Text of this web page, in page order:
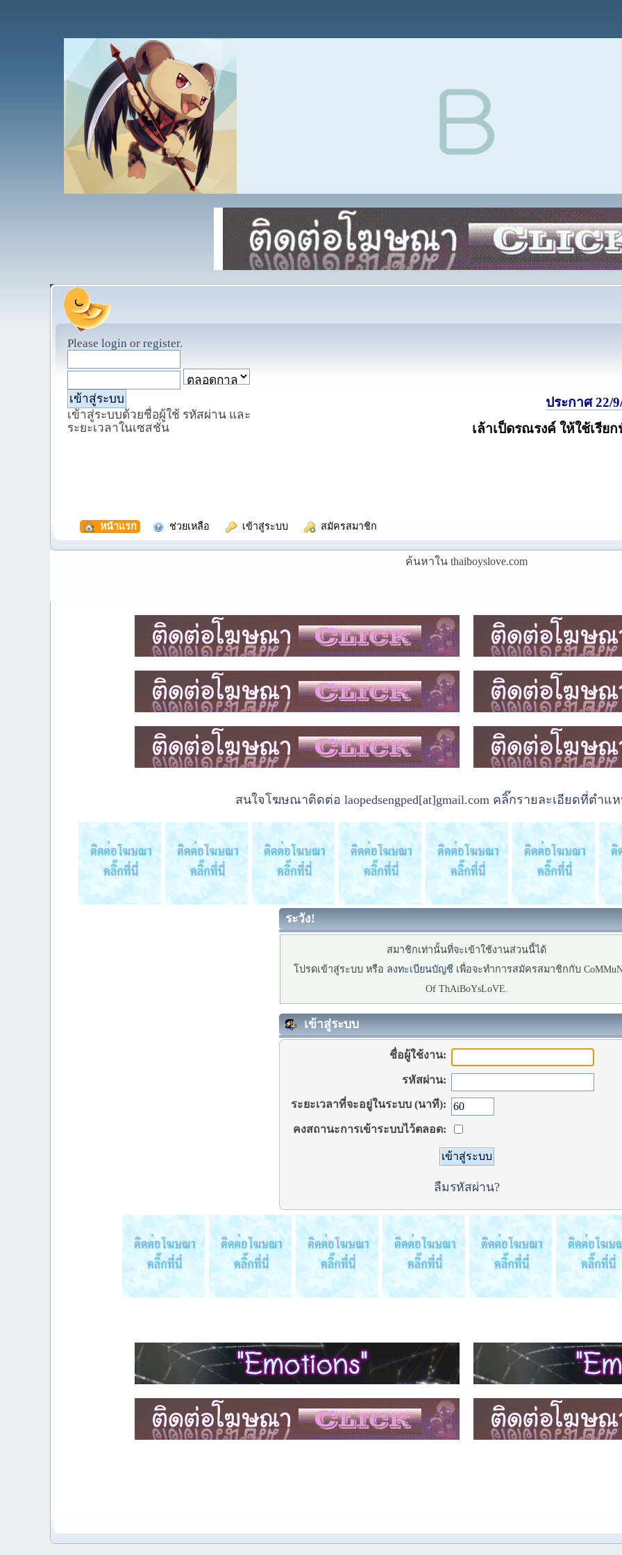
Please login or register.
เข้าสู่ระบบด้วยชื่อผู้ใช้ รหัสผ่าน และ
ระยะเวลาในเซสชั่น
ประกาศ 22/
เล้าเป็ดรณรงค์ ให้ใช้เรีย
หน้าแรก ช่วยเหลือ เข้าสู่ระบบ สมัครสมาชิก
ค้นหาใน thaiboyslove.com
สนใจโฆษณาติดต่อ laopedsengped[at]gmail.com คลิ๊กรายละเอียดที่ตำแ
ระวัง!
สมาชิกเท่านั้นที่จะเข้าใช้งานส่วนนี้ได้
โปรดเข้าสู่ระบบ หรือ ลงทะเบียนบัญชี เพื่อจะทำการสมัครสมาชิกกับ
Of ThAiBoYsLoVE.
เข้าสู่ระบบ
ชื่อผู้ใช้งาน:
รหัสผ่าน:
ระยะเวลาที่จะอยู่ในระบบ (นาที):
คงสถานะการเข้าระบบไว้ตลอด:
ลืมรหัสผ่าน?